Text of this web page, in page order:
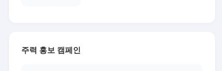
주력 홍보 캠페인